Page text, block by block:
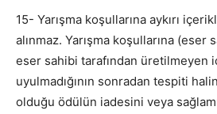
15- Yarışma koşullarına aykırı
alınmaz. Yarışma koşullarına (eser
eser sahibi tarafından üretilmeyen
uyulmadığının sonradan tespiti
olduğu ödülün iadesini veya